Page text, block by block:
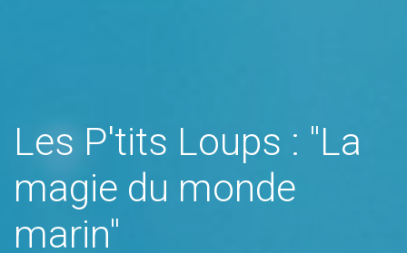
Les P'tits Loups : "La
magie du monde
marin"